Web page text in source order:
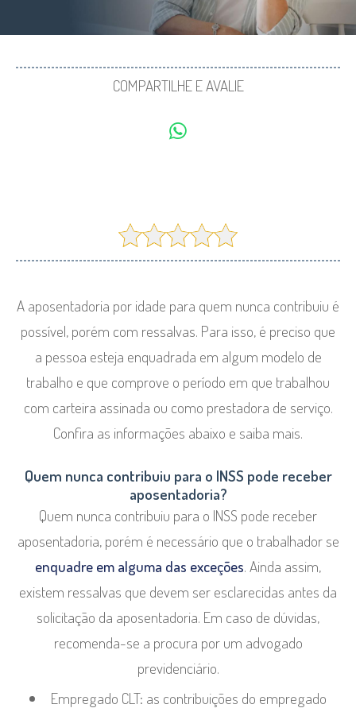
COMPARTILHE E AVALIE
A aposentadoria por idade para quem nunca contribuiu é
possível, porém com ressalvas. Para isso, é preciso que
a pessoa esteja enquadrada em algum modelo de
trabalho e que comprove o período em que trabalhou
com carteira assinada ou como prestadora de serviço.
Confira as informações abaixo e saiba mais.
Quem nunca contribuiu para o INSS pode receber
aposentadoria?
Quem nunca contribuiu para o INSS pode receber
aposentadoria, porém é necessário que o trabalhador se
enquadre em alguma das exceções. Ainda assim,
existem ressalvas que devem ser esclarecidas antes da
solicitação da aposentadoria. Em caso de dúvidas,
recomenda-se a procura por um advogado
previdenciário.
Empregado CLT: as contribuições do empregado